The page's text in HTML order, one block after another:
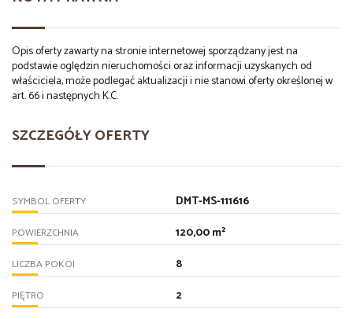
Opis oferty zawarty na stronie internetowej sporządzany jest na
podstawie oględzin nieruchomości oraz informacji uzyskanych od
właściciela, może podlegać aktualizacji i nie stanowi oferty określonej w
art. 66 i następnych K.C.
SZCZEGÓŁY OFERTY
SYMBOL OFERTY DMT-MS-111616
POWIERZCHNIA 120,00 m²
LICZBA POKOI 8
PIĘTRO 2